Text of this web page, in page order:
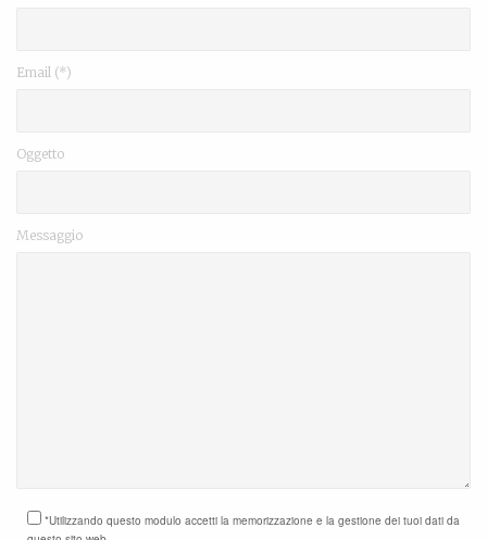
Email (*)
Oggetto
Messaggio
*Utilizzando questo modulo accetti la memorizzazione e la gestione dei tuoi dati da